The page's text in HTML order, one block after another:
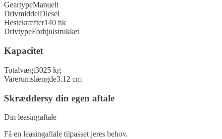
GeartypeManuelt
DrivmiddelDiesel
Hestekræfter140 hk
DrivtypeForhjulstrukket
Kapacitet
Totalvægt3025 kg
Varerumslængde3.12 cm
Skræddersy din egen aftale
Din leasingaftale
Få en leasingaftale tilpasset jeres behov.